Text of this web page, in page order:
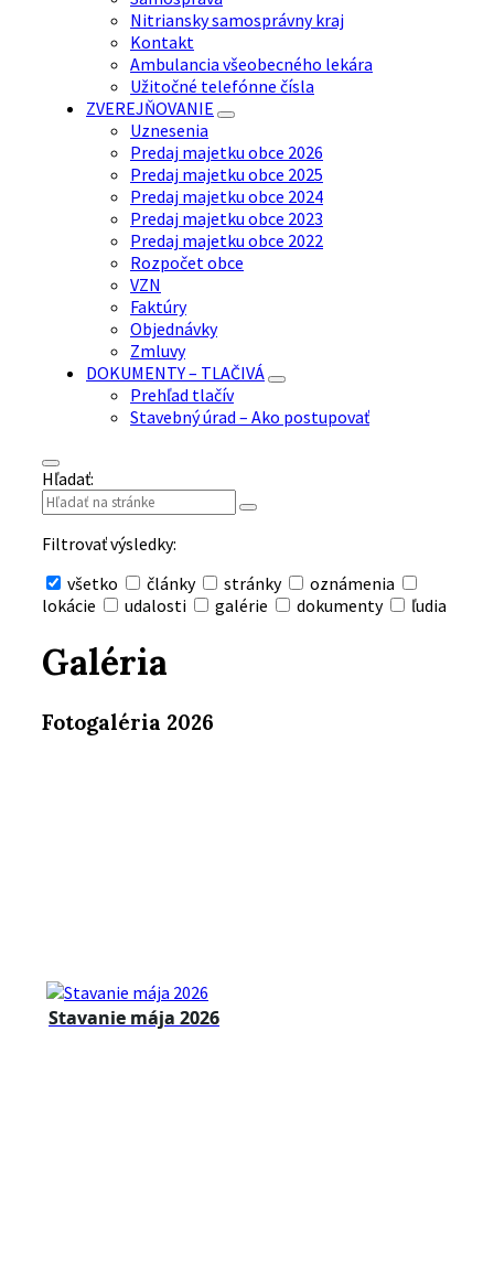
Nitriansky samosprávny kraj
Kontakt
Ambulancia všeobecného lekára
Užitočné telefónne čísla
ZVEREJŇOVANIE
Uznesenia
Predaj majetku obce 2026
Predaj majetku obce 2025
Predaj majetku obce 2024
Predaj majetku obce 2023
Predaj majetku obce 2022
Rozpočet obce
VZN
Faktúry
Objednávky
Zmluvy
DOKUMENTY – TLAČIVÁ
Prehľad tlačív
Stavebný úrad – Ako postupovať
Hľadať:
Filtrovať výsledky:
všetko
články stránky
oznámenia
lokácie
udalosti galérie dokumenty ľudia
vyhľadávanie
Galéria
Fotogaléria 2026
Stavanie mája 2026